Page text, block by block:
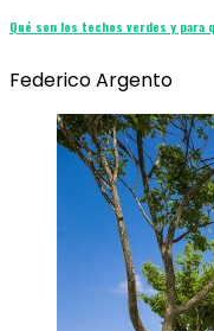
Qué son los techos verdes y para
Federico Argento